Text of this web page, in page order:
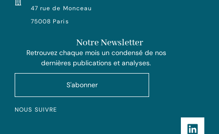
47 rue de Monceau
75008 Paris
Notre Newsletter
Retrouvez chaque mois un condensé de nos
dernières publications et analyses.
S'abonner
NOUS SUIVRE